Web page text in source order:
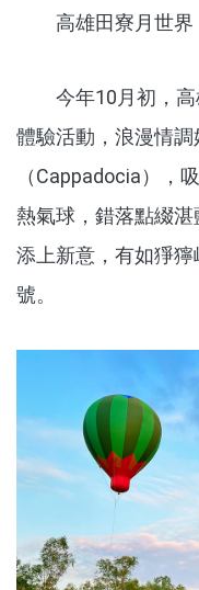
高雄田寮月世界
今年10月初，高
體驗活動，浪漫情
（Cappadocia），
熱氣球，錯落點綴
添上新意，有如猙
號。